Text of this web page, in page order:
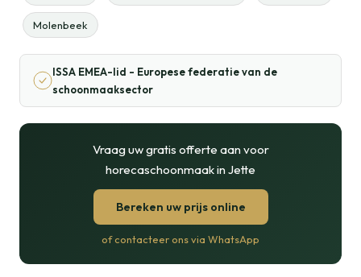
Molenbeek
ISSA EMEA-lid - Europese federatie van de
schoonmaaksector
Vraag uw gratis offerte aan voor
horecaschoonmaak in Jette
Bereken uw prijs online
of contacteer ons via WhatsApp